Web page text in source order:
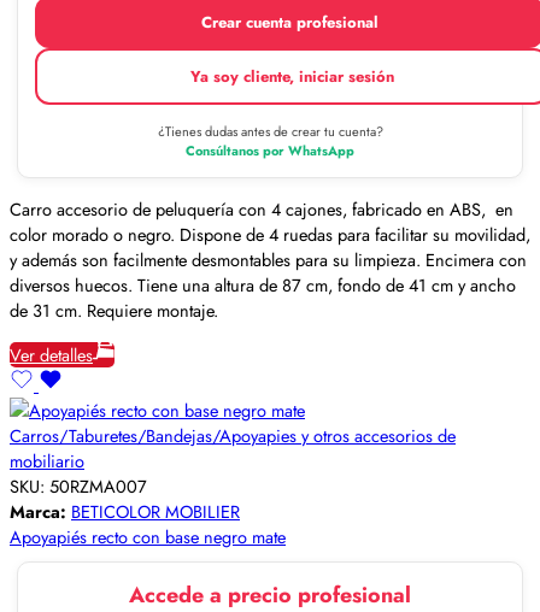
Crear cuenta profesional
Ya soy cliente, iniciar sesión
¿Tienes dudas antes de crear tu cuenta?
Consúltanos por WhatsApp
Carro accesorio de peluquería con 4 cajones, fabricado en ABS, en
color morado o negro. Dispone de 4 ruedas para facilitar su movilidad,
y además son facilmente desmontables para su limpieza. Encimera con
diversos huecos. Tiene una altura de 87 cm, fondo de 41 cm y ancho
de 31 cm. Requiere montaje.
Ver detalles
Carros/Taburetes/Bandejas/Apoyapies y otros accesorios de
mobiliario
SKU: 50RZMA007
Marca: BETICOLOR MOBILIER
Apoyapiés recto con base negro mate
Accede a precio profesional